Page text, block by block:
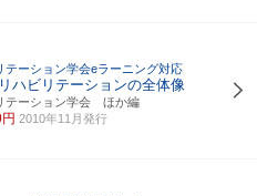
テーション学会eラーニング対応
ハビリテーションの全体像
テーション学会 ほか編
2010年11月発行